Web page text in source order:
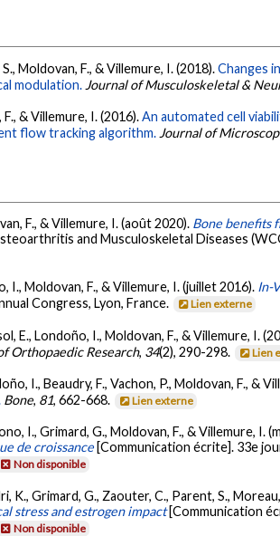
Moldovan, F., & Villemure, I. (2018).Changes
modulation. Journal of Musculoskeletal &
F., & Villemure, I. (2016).An automated cell
flow tracking algorithm. Journal of
F., & Villemure, I. (août 2020). Bone benefits
and Musculoskeletal Diseases
I., Moldovan, F., & Villemure, I. (juillet 2016). In-
Congress, Lyon, France.
Lien externe
E., Londoño, I., Moldovan, F., & Villemure, I.
Orthopaedic Research, 34(2), 290-298. Lien
I., Beaudry, F., Vachon, P., Moldovan, F., &
Bone, 81, 662-668. Lien externe
I., Grimard, G., Moldovan, F., & Villemure, I.
de croissance [Communication écrite]. 33e
Non disponible
K., Grimard, G., Zaouter, C., Parent, S.,
stress and estrogen impact [Communication
Non disponible